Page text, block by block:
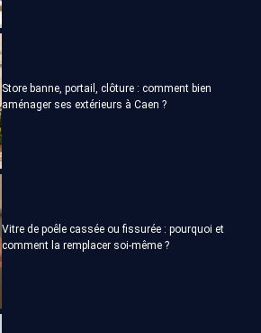
Store banne, portail, clôture : comment bien
aménager ses extérieurs à Caen ?
Vitre de poêle cassée ou fissurée : pourquoi et
comment la remplacer soi-même ?